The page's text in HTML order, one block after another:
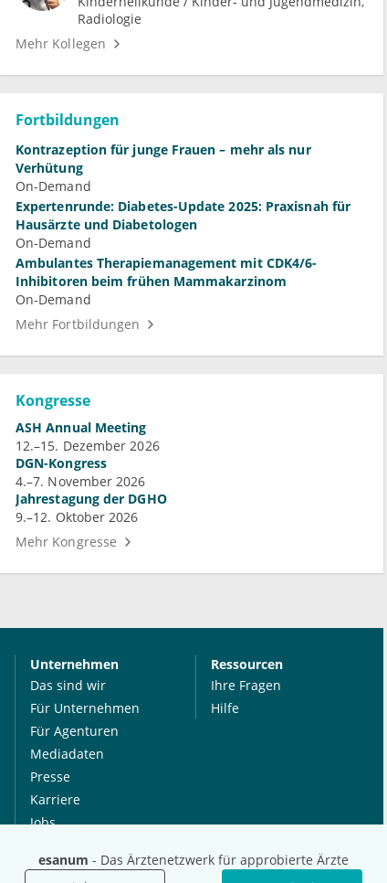
esanum - Das Ärztenetzwerk für approbierte Ärzte
Radiologie
Mehr Kollegen
Fortbildungen
Kontrazeption für junge Frauen – mehr als nur
Verhütung
On-Demand
Expertenrunde: Diabetes-Update 2025: Praxisnah für
Hausärzte und Diabetologen
On-Demand
Ambulantes Therapiemanagement mit CDK4/6-
Inhibitoren beim frühen Mammakarzinom
On-Demand
Mehr Fortbildungen
Kongresse
ASH Annual Meeting
12.–15. Dezember 2026
DGN-Kongress
4.–7. November 2026
Jahrestagung der DGHO
9.–12. Oktober 2026
Mehr Kongresse
Unternehmen
Das sind wir
Für Unternehmen
Für Agenturen
Mediadaten
Presse
Karriere
Jobs
Ressourcen
Ihre Fragen
Hilfe
International Social Media